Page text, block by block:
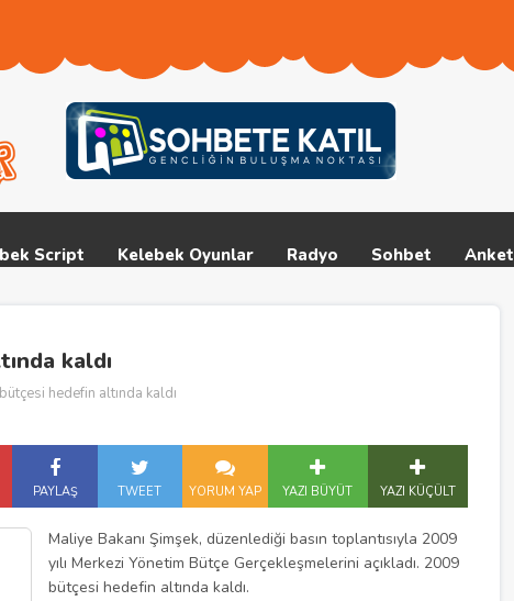
Script Kelebek Oyunlar Radyo Sohbet Anket
kaldı
hedefin altında kaldı
PAYLAŞ TWEET YORUM YAP YAZI BÜYÜT YAZI KÜÇÜLT
Maliye Bakanı Şimşek, düzenlediği basın toplantısıyla 2009
yılı Merkezi Yönetim Bütçe Gerçekleşmelerini açıkladı. 2009
bütçesi hedefin altında kaldı.